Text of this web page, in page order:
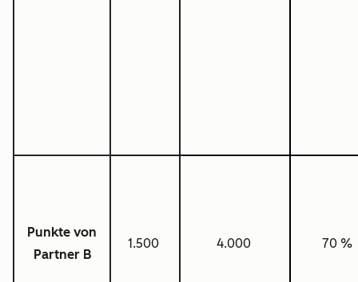
Punkte von
Partner B
1.500 4.000 70 %